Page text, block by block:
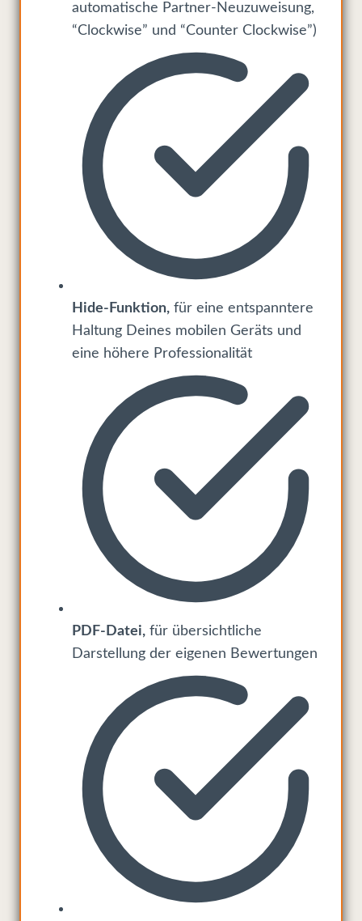
automatische Partner-Neuzuweisung,
“Clockwise” und “Counter Clockwise”)
Hide-Funktion, für eine entspanntere
Haltung Deines mobilen Geräts und
eine höhere Professionalität
PDF-Datei, für übersichtliche
Darstellung der eigenen Bewertungen